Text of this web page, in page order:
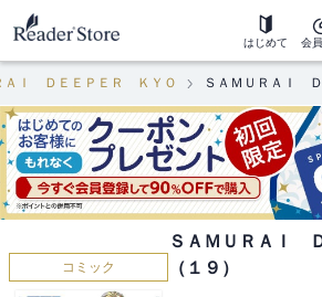
はじめて 会
ＡＩ ＤＥＥＰＥＲ ＫＹＯ ＳＡＭＵＲＡＩ
コミック
ＳＡＭＵＲＡＩ
（１９）